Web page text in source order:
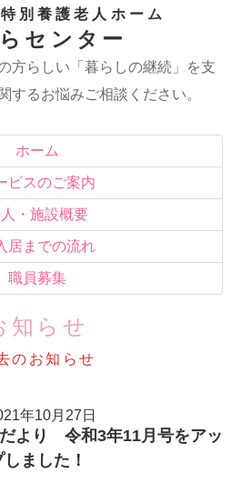
別養護老人ホーム
センター
方らしい「暮らしの継続」を支
するお悩みご相談ください。
ホーム
ビスのご案内
・施設概要
居までの流れ
職員募集
知らせ
のお知らせ
年10月27日
より 令和3年11月号をアッ
しました！